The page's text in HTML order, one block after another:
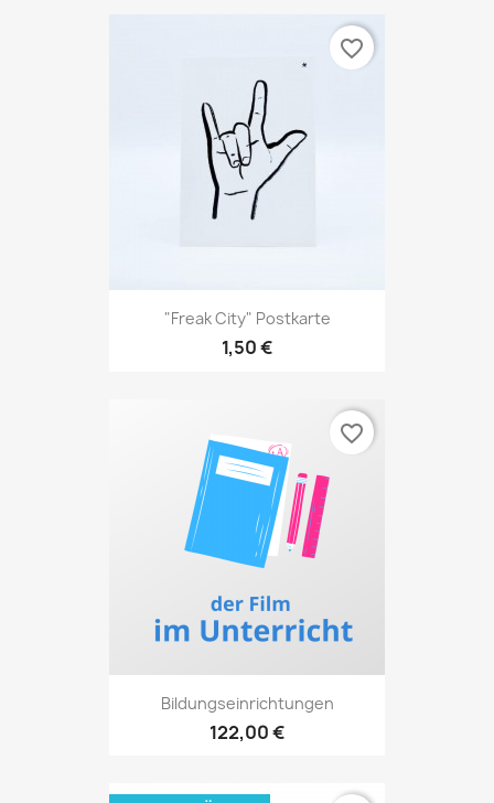
"Freak City" Postkarte
1,50 €
favorite_border
Bildungseinrichtungen
122,00 €
favorite_border